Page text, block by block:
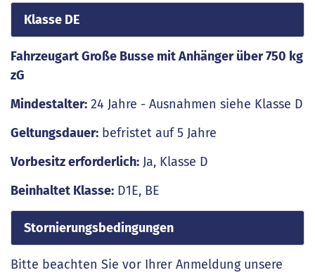
Klasse DE
Fahrzeugart Große Busse mit Anhänger über 750 kg
zG
Mindestalter: 24 Jahre - Ausnahmen siehe Klasse D
Geltungsdauer: befristet auf 5 Jahre
Vorbesitz erforderlich: Ja, Klasse D
Beinhaltet Klasse: D1E, BE
Stornierungsbedingungen
Bitte beachten Sie vor Ihrer Anmeldung unsere